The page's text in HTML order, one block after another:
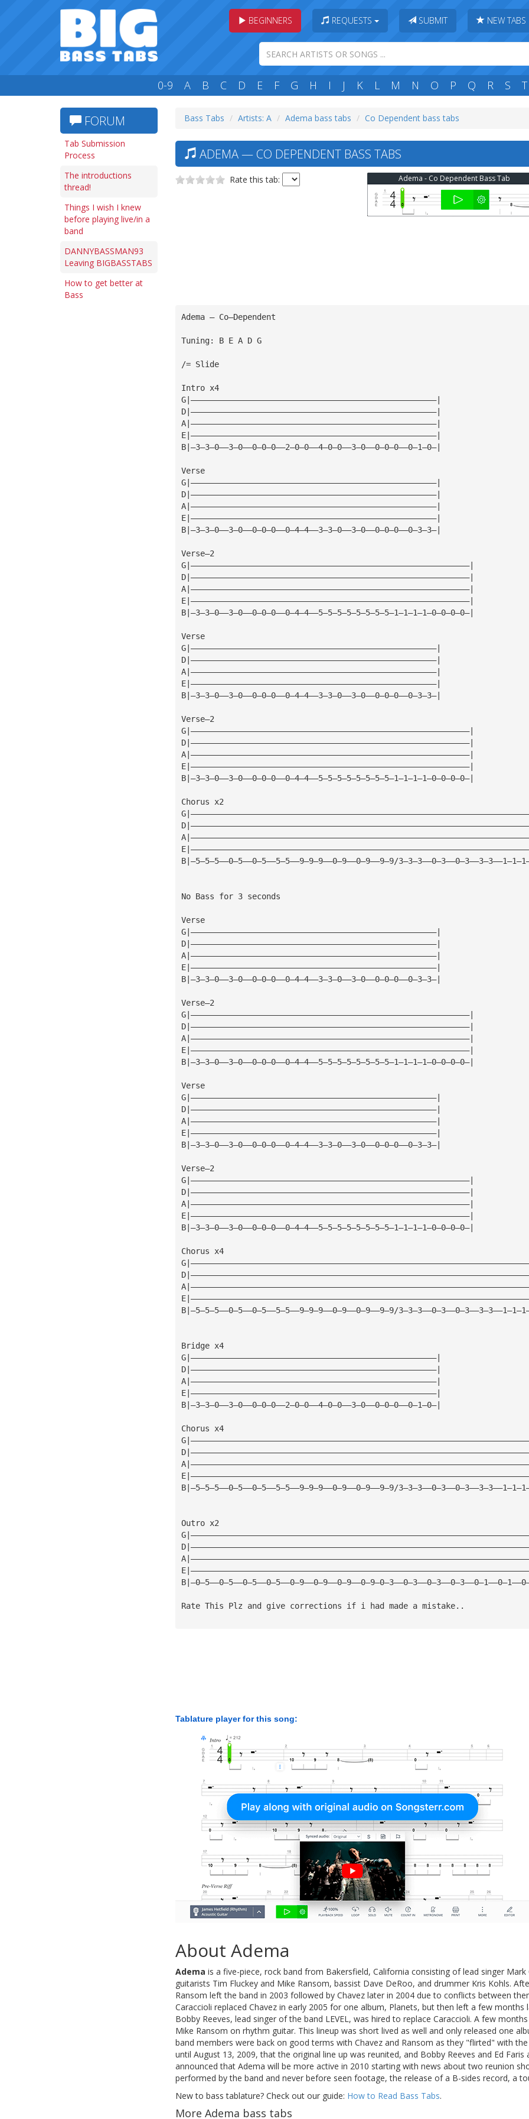
BEGINNERS REQUESTS SUBMIT NEW TABS
0-9 A B C D E F G H I J K L M N O P Q R S T
FORUM
Tab Submission
Process
The introductions
thread!
Things I wish I knew
before playing live/in a
band
DANNYBASSMAN93
Leaving BIGBASSTABS
How to get better at
Bass
Bass Tabs Artists: A Adema bass tabs Co Dependent bass tabs
ADEMA — CO DEPENDENT BASS TABS
Rate this tab: Adema - Co Dependent Bass Tab
Adema — Co—Dependent
Tuning: B E A D G
/= Slide
Intro x4
G|————————————————————————————————————————————————————|
D|————————————————————————————————————————————————————|
A|————————————————————————————————————————————————————|
E|————————————————————————————————————————————————————|
B|—3—3—0——3—0——0—0—0——2—0—0——4—0—0——3—0——0—0—0——0—1—0—|
Verse
G|————————————————————————————————————————————————————|
D|————————————————————————————————————————————————————|
A|————————————————————————————————————————————————————|
E|————————————————————————————————————————————————————|
B|—3—3—0——3—0——0—0—0——0—4—4——3—3—0——3—0——0—0—0——0—3—3—|
Verse—2
G|———————————————————————————————————————————————————————————|
D|———————————————————————————————————————————————————————————|
A|———————————————————————————————————————————————————————————|
E|———————————————————————————————————————————————————————————|
B|—3—3—0——3—0——0—0—0——0—4—4——5—5—5—5—5—5—5—5—1—1—1—1—0—0—0—0—|
Verse
G|————————————————————————————————————————————————————|
D|————————————————————————————————————————————————————|
A|————————————————————————————————————————————————————|
E|————————————————————————————————————————————————————|
B|—3—3—0——3—0——0—0—0——0—4—4——3—3—0——3—0——0—0—0——0—3—3—|
Verse—2
G|———————————————————————————————————————————————————————————|
D|———————————————————————————————————————————————————————————|
A|———————————————————————————————————————————————————————————|
E|———————————————————————————————————————————————————————————|
B|—3—3—0——3—0——0—0—0——0—4—4——5—5—5—5—5—5—5—5—1—1—1—1—0—0—0—0—|
Chorus x2
B|—5—5—5——0—5——0—5——5—5——9—9—9——0—9——0—9——9—9/
No Bass for 3 seconds
Verse
G|————————————————————————————————————————————————————|
D|————————————————————————————————————————————————————|
A|————————————————————————————————————————————————————|
E|————————————————————————————————————————————————————|
B|—3—3—0——3—0——0—0—0——0—4—4——3—3—0——3—0——0—0—0——0—3—3—|
Verse—2
G|———————————————————————————————————————————————————————————|
D|———————————————————————————————————————————————————————————|
A|———————————————————————————————————————————————————————————|
E|———————————————————————————————————————————————————————————|
B|—3—3—0——3—0——0—0—0——0—4—4——5—5—5—5—5—5—5—5—1—1—1—1—0—0—0—0—|
Verse
G|————————————————————————————————————————————————————|
D|————————————————————————————————————————————————————|
A|————————————————————————————————————————————————————|
E|————————————————————————————————————————————————————|
B|—3—3—0——3—0——0—0—0——0—4—4——3—3—0——3—0——0—0—0——0—3—3—|
Verse—2
G|———————————————————————————————————————————————————————————|
D|———————————————————————————————————————————————————————————|
A|———————————————————————————————————————————————————————————|
E|———————————————————————————————————————————————————————————|
B|—3—3—0——3—0——0—0—0——0—4—4——5—5—5—5—5—5—5—5—1—1—1—1—0—0—0—0—|
Chorus x4
B|—5—5—5——0—5——0—5——5—5——9—9—9——0—9——0—9——9—9/
Bridge x4
G|————————————————————————————————————————————————————|
D|————————————————————————————————————————————————————|
A|————————————————————————————————————————————————————|
E|————————————————————————————————————————————————————|
B|—3—3—0——3—0——0—0—0——2—0—0——4—0—0——3—0——0—0—0——0—1—0—|
Chorus x4
B|—5—5—5——0—5——0—5——5—5——9—9—9——0—9——0—9——9—9/
Outro x2
Rate This Plz and give corrections if i had made a mistake..
Tablature player for this song:
About Adema
Adema is a five-piece, rock band from Bakersfield, California consisting of lead singer
guitarists Tim Fluckey and Mike Ransom, bassist Dave DeRoo, and drummer Kris Kohls.
Ransom left the band in 2003 followed by Chavez later in 2004 due to conflicts between
Caraccioli replaced Chavez in early 2005 for one album, Planets, but then left a few
Bobby Reeves, lead singer of the band LEVEL, was hired to replace Caraccioli. A few
Mike Ransom on rhythm guitar. This lineup was short lived as well and only released one
band members were back on good terms with Chavez and Ransom as they "flirted" with
until August 13, 2009, that the original line up was reunited, and Bobby Reeves and Ed
announced that Adema will be more active in 2010 starting with news about two reunion
performed by the band and never before seen footage, the release of a B-sides record, a
New to bass tablature? Check out our guide: How to Read Bass Tabs.
More Adema bass tabs